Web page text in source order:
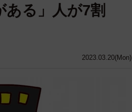
2023.03.20(Mon)
ある」人が7割